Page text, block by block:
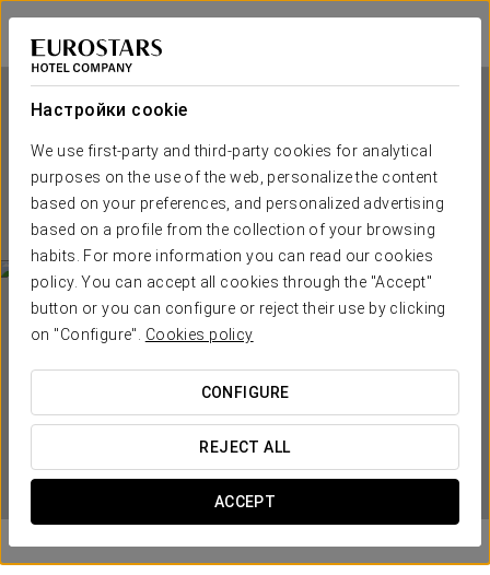
Настройки cookie
We use first-party and third-party cookies for analytical
purposes on the use of the web, personalize the content
based on your preferences, and personalized advertising
based on a profile from the collection of your browsing
habits. For more information you can read our cookies
policy. You can accept all cookies through the "Accept"
button or you can configure or reject their use by clicking
on "Configure". Cookies policy
CONFIGURE
REJECT ALL
ACCEPT
Eurostars Ciudad de La Coruña
А-КОРУНЬЯ
Eurostars Ciudad de La
Coruña
А-КОРУНЬЯ
 